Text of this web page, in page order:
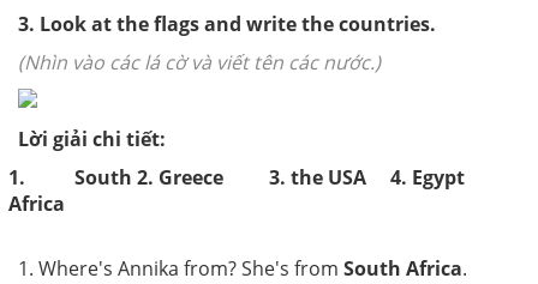
3. Look at the flags and write the countries.
(Nhìn vào các lá cờ và viết tên các nước.)
Lời giải chi tiết:
1. South
Africa
2. Greece 3. the USA 4. Egypt
1. Where's Annika from? She's from South Africa.